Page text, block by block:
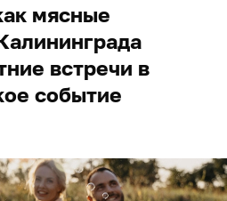
мясные
встречи в
событие